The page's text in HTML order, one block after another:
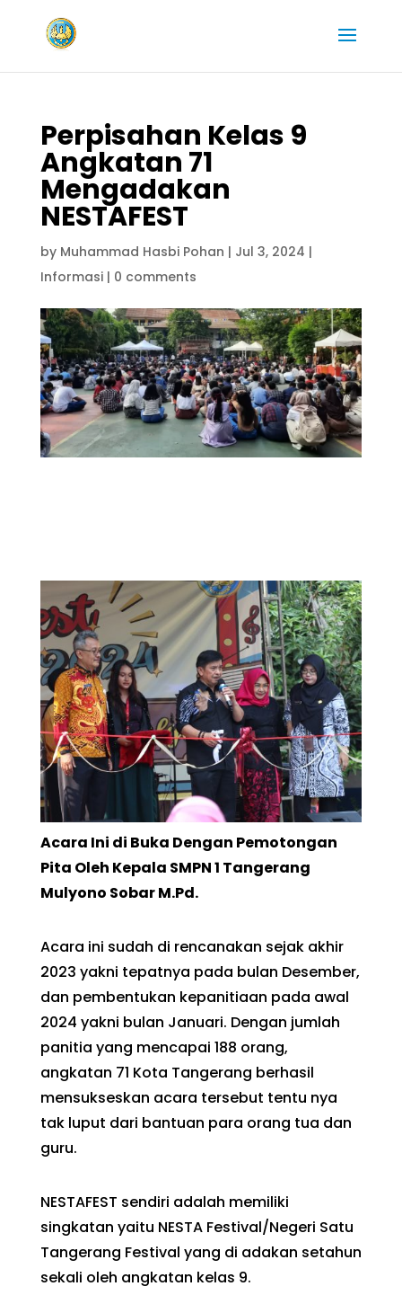
Perpisahan Kelas 9
Angkatan 71
Mengadakan
NESTAFEST
by Muhammad Hasbi Pohan | Jul 3, 2024 |
Informasi| 0 comments
Acara Ini di Buka Dengan Pemotongan
Pita Oleh Kepala SMPN 1 Tangerang
Mulyono Sobar M.Pd.
Acara ini sudah di rencanakan sejak akhir
2023 yakni tepatnya pada bulan Desember,
dan pembentukan kepanitiaan pada awal
2024 yakni bulan Januari. Dengan jumlah
panitia yang mencapai 188 orang,
angkatan 71 Kota Tangerang berhasil
mensukseskan acara tersebut tentu nya
tak luput dari bantuan para orang tua dan
guru.
NESTAFEST sendiri adalah memiliki
singkatan yaitu NESTA Festival/Negeri Satu
Tangerang Festival yang di adakan setahun
sekali oleh angkatan kelas 9.